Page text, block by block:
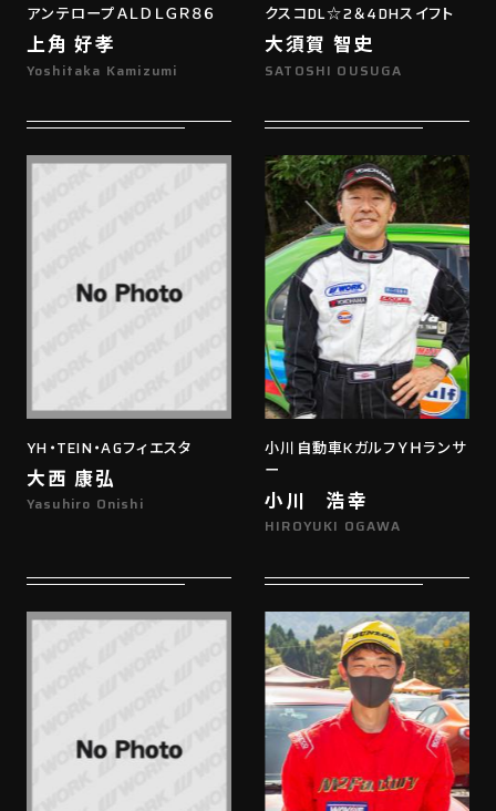
アンテロープＡＬＤＬＧＲ８６
上角 好孝
Yoshitaka Kamizumi
クスコDL☆2＆4DHスイフト
大須賀 智史
SATOSHI OUSUGA
YH・TEIN・AGフィエスタ
大西 康弘
Yasuhiro Onishi
小川自動車KガルフＹＨランサ
ー
小川 浩幸
HIROYUKI OGAWA